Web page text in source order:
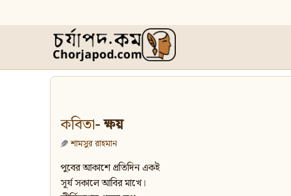
কবিতা- ক্ষয়
শামসুর রাহমান
পুবের আকাশে প্রতিদিন একই
সূর্য সকালে আবির মাখে।